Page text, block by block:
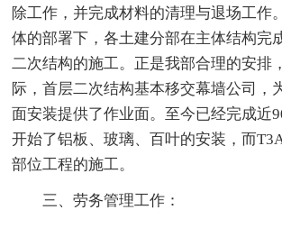
除工作，并完成材料的清理与退场工作
体的部署下，各土建分部在主体结构完
二次结构的施工。正是我部合理的安排
际，首层二次结构基本移交幕墙公司，
面安装提供了作业面。至今已经完成近
开始了铝板、玻璃、百叶的安装，而
部位工程的施工。
三、劳务管理工作：